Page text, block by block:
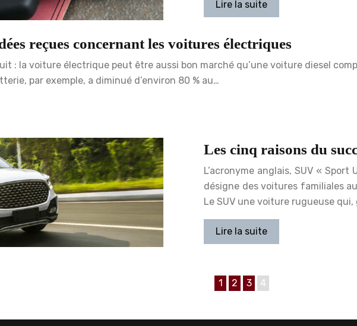
Lire la suite
reçues concernant les voitures électriques
: la voiture électrique peut être aussi bon marché qu’une voiture diesel
par exemple, a diminué d’environ 80 % au…
Les cinq raisons du
L’acronyme anglais, SUV «
désigne des voitures familiales
Le SUV une voiture rugueuse
Lire la suite
1 2 3 4